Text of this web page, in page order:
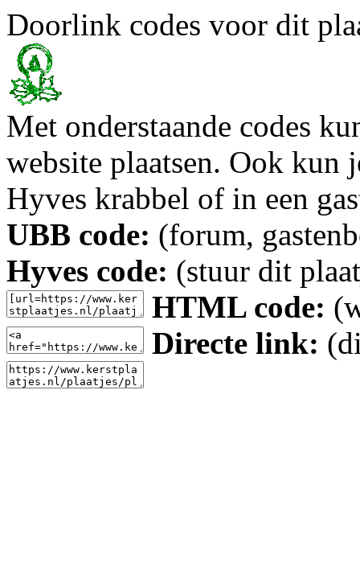
Doorlink codes voor dit
Met onderstaande codes
website plaatsen. Ook kun
Hyves krabbel of in een
UBB code: (forum,
Hyves code: (stuur dit
HTML code:
Directe link: